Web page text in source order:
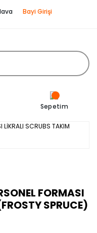
Bayi Girişi
Sepetim
FORMASI
SPRUCE)